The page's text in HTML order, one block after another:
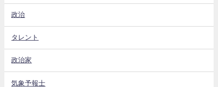
政治
タレント
政治家
気象予報士